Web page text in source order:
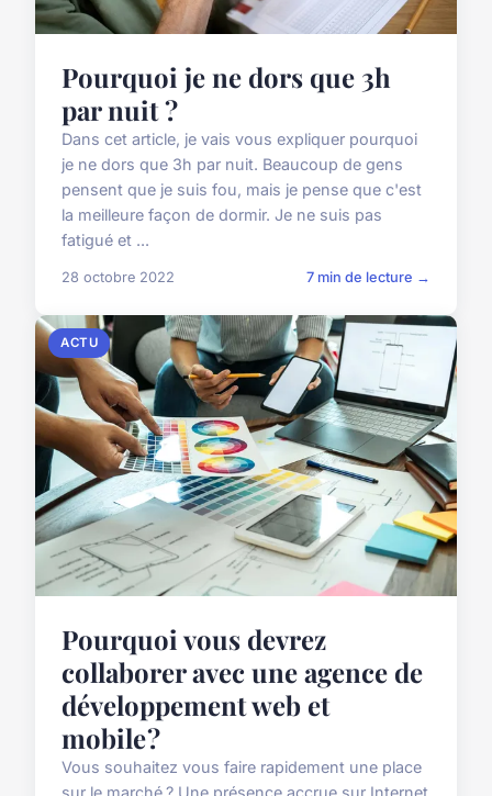
Pourquoi je ne dors que 3h
par nuit ?
Dans cet article, je vais vous expliquer pourquoi
je ne dors que 3h par nuit. Beaucoup de gens
pensent que je suis fou, mais je pense que c'est
la meilleure façon de dormir. Je ne suis pas
fatigué et ...
28 octobre 2022 7 min de lecture →
ACTU
Pourquoi vous devrez
collaborer avec une agence de
développement web et
mobile ?
Vous souhaitez vous faire rapidement une place
sur le marché ? Une présence accrue sur Internet